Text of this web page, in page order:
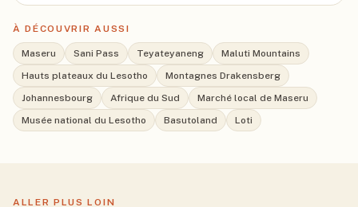
À DÉCOUVRIR AUSSI
Maseru Sani Pass Teyateyaneng
Maluti Mountains
Hauts plateaux du Lesotho
Montagnes Drakensberg
Johannesbourg
Afrique du Sud
Marché local de Maseru
Musée national du Lesotho
Basutoland Loti
ALLER PLUS LOIN